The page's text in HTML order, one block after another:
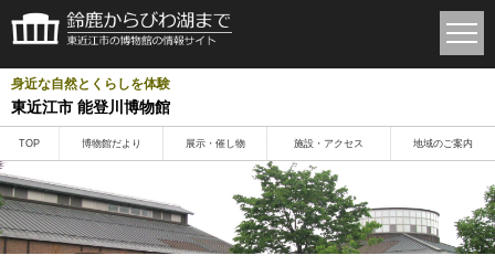
身近な自然とくらしを体験
東近江市 能登川博物館
TOP 博物館だより 展示・催し物 施設・アクセス 地域のご案内